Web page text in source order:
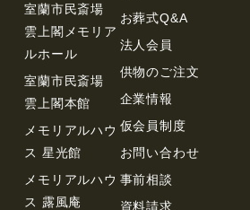
室蘭市民斎場
雲上閣メモリア
ルホール
室蘭市民斎場
雲上閣本館
メモリアルハウ
ス 星光館
メモリアルハウ
ス 露風庵
お葬式Q&A
法⼈会員
供物のご注⽂
企業情報
仮会員制度
お問い合わせ
事前相談
資料請求